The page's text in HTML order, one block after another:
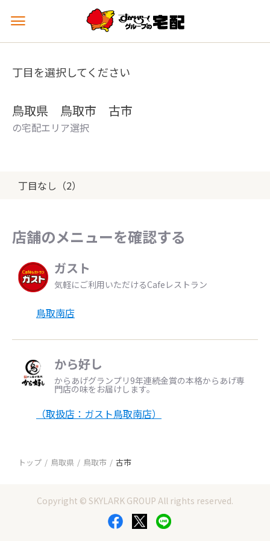
メ
ュ
を
丁目を選択してください
鳥取県 鳥取市 古市
の宅配エリア選択
丁目なし（2）
店舗のメニューを確認する
ガスト
気軽にご利用いただけるCafeレストラン
鳥取南店
から好し
からあげグランプリ9年連続金賞の本格からあげ専
門店の味をお届けします。
（取扱店：ガスト鳥取南店）
トップ 鳥取県 鳥取市 古市
Copyright © SKYLARK GROUP All rights reserved.